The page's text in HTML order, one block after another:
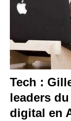
Tech :
leaders
digital en